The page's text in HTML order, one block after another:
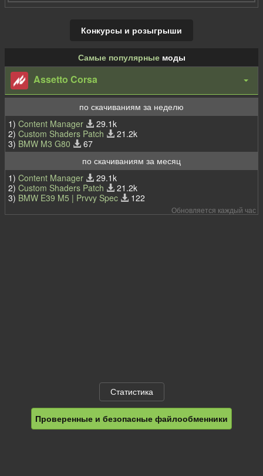
Конкурсы и розыгрыши
Самые популярныемоды
Assetto Corsa
по скачиваниям за неделю
1) Content Manager
29.1k
2) Custom Shaders Patch
21.2k
3) BMW M3 G80
67
по скачиваниям за месяц
1) Content Manager
29.1k
2) Custom Shaders Patch
21.2k
3) BMW E39 M5 | Prvvy Spec 122
Обновляется каждый час
Статистика
Проверенные и безопасные файлообменники